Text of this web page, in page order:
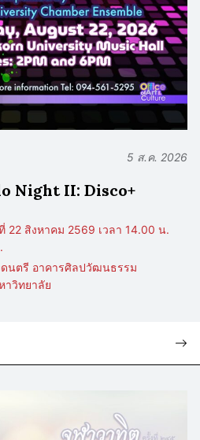
5 ส.ค. 2026
Night II: Disco+
22 สิงหาคม 2569 เวลา 14.00 น.
นตรี อาคารศิลปวัฒนธรรม
าวิทยาลัย